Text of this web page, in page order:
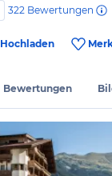
322 Bewertungen
Hochladen
Bewertungen